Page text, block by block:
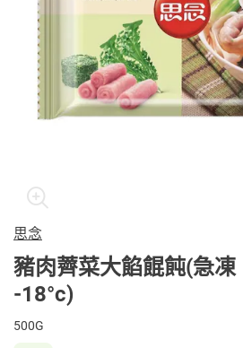
思念
豬肉薺菜大餡餛飩(急凍
-18°c)
500G